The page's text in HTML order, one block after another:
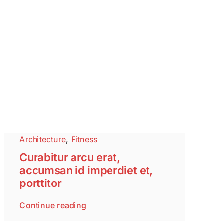
Architecture, Fitness
Curabitur arcu erat,
accumsan id imperdiet et,
porttitor
Continue reading